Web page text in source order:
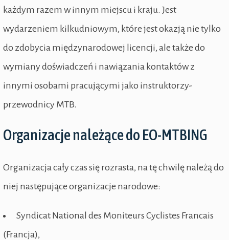
każdym razem w innym miejscu i kraju. Jest
wydarzeniem kilkudniowym, które jest okazją nie tylko
do zdobycia międzynarodowej licencji, ale także do
wymiany doświadczeń i nawiązania kontaktów z
innymi osobami pracującymi jako instruktorzy-
przewodnicy MTB.
Organizacje należące do EO-MTBING
Organizacja cały czas się rozrasta, na tę chwilę należą do
niej następujące organizacje narodowe:
Syndicat National des Moniteurs Cyclistes Francais
(Francja),